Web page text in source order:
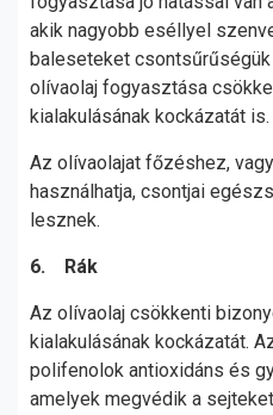
akik nagyobb eséllyel
baleseteket
olívaolaj fogyasztása
kialakulásának kockázatát is.
Az olívaolajat főzéshez,
használhatja, csontjai
lesznek.
6. Rák
Az olívaolaj csökkenti
kialakulásának kockázatát.
polifenolok antioxidáns és
amelyek megvédik a